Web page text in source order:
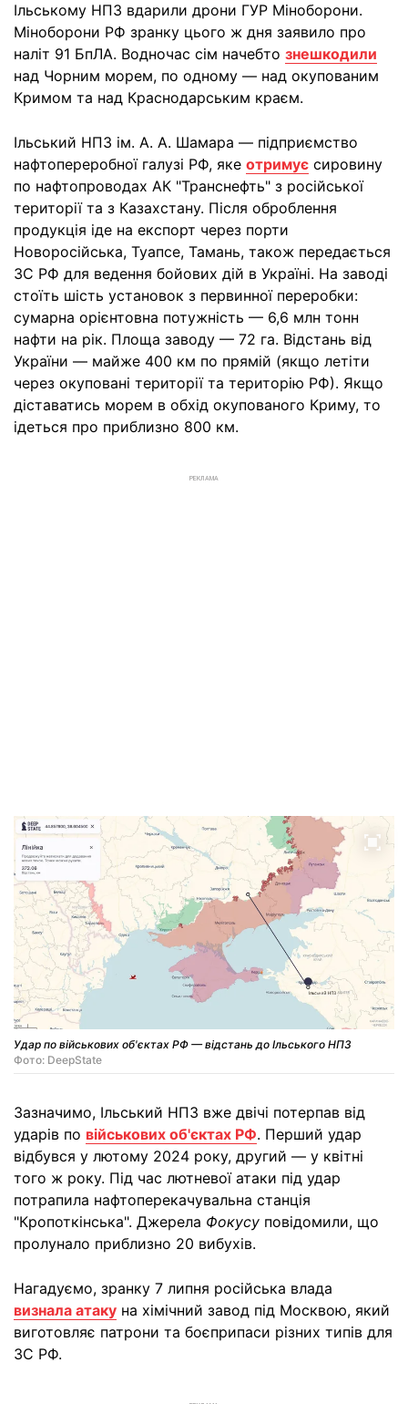
Ільському НПЗ вдарили дрони ГУР Міноборони.
Міноборони РФ зранку цього ж дня заявило про
наліт 91 БпЛА. Водночас сім начебто знешкодили
над Чорним морем, по одному — над окупованим
Кримом та над Краснодарським краєм.
Ільський НПЗ ім. А. А. Шамара — підприємство
нафтопереробної галузі РФ, яке отримує сировину
по нафтопроводах АК "Транснефть" з російської
території та з Казахстану. Після оброблення
продукція іде на експорт через порти
Новоросійська, Туапсе, Тамань, також передається
ЗС РФ для ведення бойових дій в Україні. На заводі
стоїть шість установок з первинної переробки:
сумарна орієнтовна потужність — 6,6 млн тонн
нафти на рік. Площа заводу — 72 га. Відстань від
України — майже 400 км по прямій (якщо летіти
через окуповані території та територію РФ). Якщо
діставатись морем в обхід окупованого Криму, то
ідеться про приблизно 800 км.
РЕКЛАМА
Удар по військових об'єктах РФ — відстань до Ільського НПЗ
Фото: DeepState
Зазначимо, Ільський НПЗ вже двічі потерпав від
ударів по військових об'єктах РФ. Перший удар
відбувся у лютому 2024 року, другий — у квітні
того ж року. Під час лютневої атаки під удар
потрапила нафтоперекачувальна станція
"Кропоткінська". Джерела Фокусу повідомили, що
пролунало приблизно 20 вибухів.
Нагадуємо, зранку 7 липня російська влада
визнала атаку на хімічний завод під Москвою, який
виготовляє патрони та боєприпаси різних типів для
ЗС РФ.